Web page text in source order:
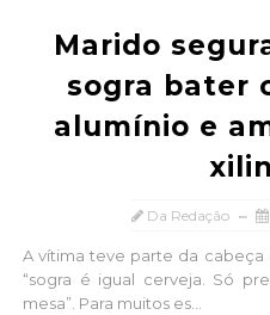
Marido
sogra bater
alumínio e
Da Redação
A vítima teve parte da cabeça
“sogra é igual cerveja. Só
mesa”. Para muitos es...